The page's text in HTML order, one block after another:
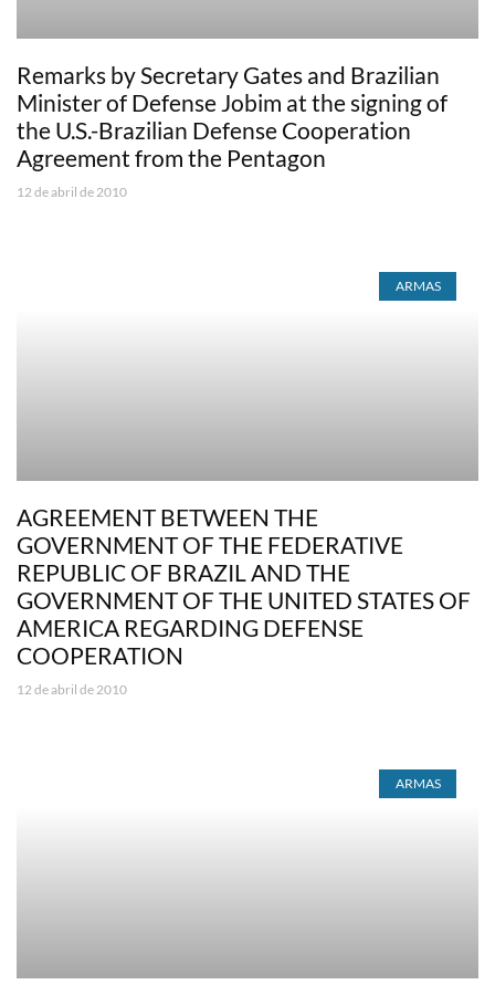
Remarks by Secretary Gates and Brazilian
Minister of Defense Jobim at the signing of
the U.S.-Brazilian Defense Cooperation
Agreement from the Pentagon
12 de abril de 2010
ARMAS
AGREEMENT BETWEEN THE
GOVERNMENT OF THE FEDERATIVE
REPUBLIC OF BRAZIL AND THE
GOVERNMENT OF THE UNITED STATES OF
AMERICA REGARDING DEFENSE
COOPERATION
12 de abril de 2010
ARMAS